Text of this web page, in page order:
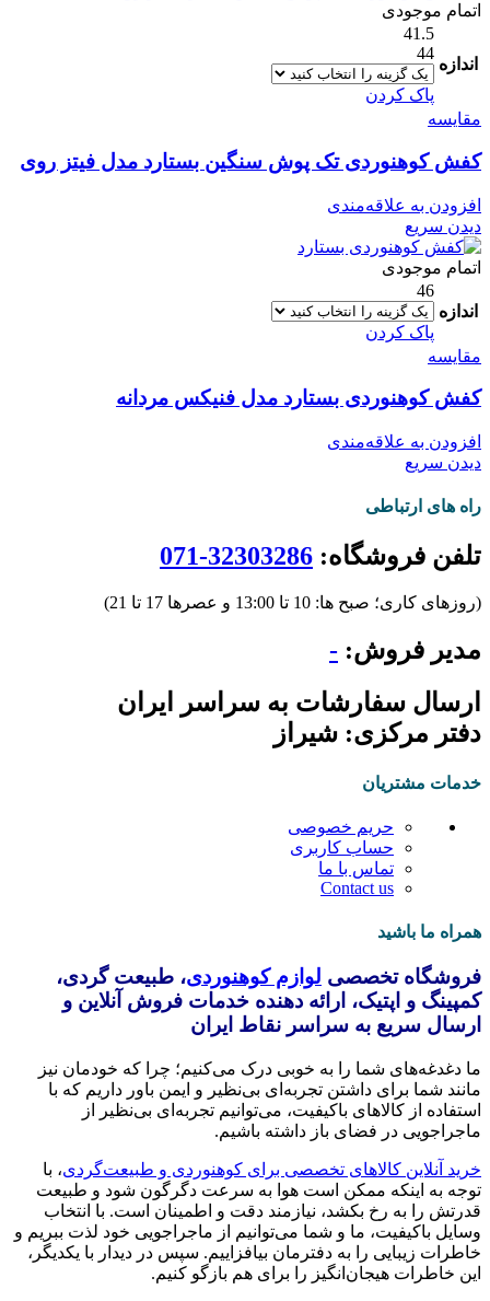
اتمام موجودی
اندازه
41.5
44
پاک کردن
مقایسه
کفش کوهنوردی تک پوش سنگین بستارد مدل فیتز روی
افزودن به علاقه‌مندی
دیدن سریع
اتمام موجودی
اندازه
46
پاک کردن
مقایسه
کفش کوهنوردی بستارد مدل فنیکس مردانه
افزودن به علاقه‌مندی
دیدن سریع
راه های ارتباطی
تلفن فروشگاه: 32303286-071
(روزهای کاری؛ صبح ها: 10 تا 13:00 و عصرها 17 تا 21)
مدیر فروش: -
ارسال سفارشات به سراسر ایران
دفتر مرکزی: شیراز
خدمات مشتریان
حریم خصوصی
حساب کاربری
تماس با ما
Contact us
همراه ما باشید
فروشگاه تخصصی لوازم کوهنوردی، طبیعت گردی،
کمپینگ و اپتیک، ارائه دهنده خدمات فروش آنلاین و
ارسال سریع به سراسر نقاط ایران
ما دغدغه‌های شما را به خوبی درک می‌کنیم؛ چرا که خودمان نیز
مانند شما برای داشتن تجربه‌ای بی‌نظیر و ایمن باور داریم که با
استفاده از کالاهای باکیفیت، می‌توانیم تجربه‌ای بی‌نظیر از
ماجراجویی در فضای باز داشته باشیم.
خرید آنلاین کالاهای تخصصی برای کوهنوردی و طبیعت‌گردی، با
توجه به اینکه ممکن است هوا به سرعت دگرگون شود و طبیعت
قدرتش را به رخ بکشد، نیازمند دقت و اطمینان است. با انتخاب
وسایل باکیفیت، ما و شما می‌توانیم از ماجراجویی خود لذت ببریم و
خاطرات زیبایی را به دفترمان بیافزاییم. سپس در دیدار با یکدیگر،
این خاطرات هیجان‌انگیز را برای هم بازگو کنیم.